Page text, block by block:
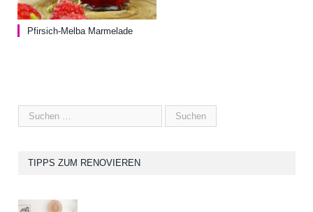
Pfirsich-Melba Marmelade
TIPPS ZUM RENOVIEREN